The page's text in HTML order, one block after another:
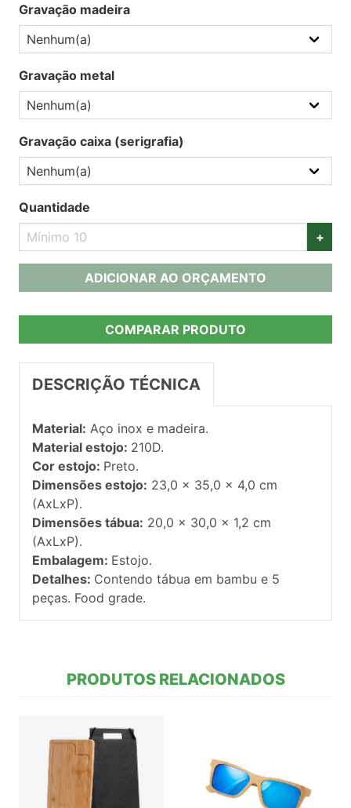
Gravação madeira
Gravação metal
Gravação caixa (serigrafia)
Quantidade
+
ADICIONAR AO ORÇAMENTO
COMPARAR PRODUTO
DESCRIÇÃO TÉCNICA
Material: Aço inox e madeira.
Material estojo: 210D.
Cor estojo: Preto.
Dimensões estojo: 23,0 x 35,0 x 4,0 cm
(AxLxP).
Dimensões tábua: 20,0 x 30,0 x 1,2 cm
(AxLxP).
Embalagem: Estojo.
Detalhes: Contendo tábua em bambu e 5
peças. Food grade.
PRODUTOS RELACIONADOS